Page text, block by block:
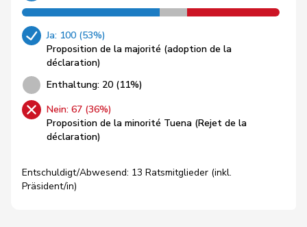
Ja: 100 (53%)
Proposition de la majorité (adoption de la
déclaration)
Enthaltung: 20 (11%)
Nein: 67 (36%)
Proposition de la minorité Tuena (Rejet de la
déclaration)
Entschuldigt/Abwesend: 13 Ratsmitglieder (inkl.
Präsident/in)